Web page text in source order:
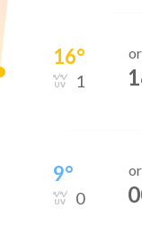
16°
1
9°
0